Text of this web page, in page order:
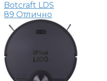
Botcraft LDS
89 Отлично